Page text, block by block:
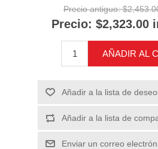
Precio antiguo:
Precio: $2,323.00
AÑADIR AL
Añadir a la lista de
Añadir a la lista de
Enviar un correo